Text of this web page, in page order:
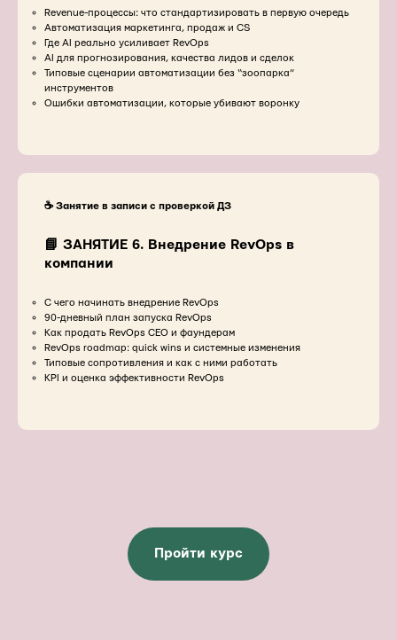
Revenue-процессы: что стандартизировать в первую очередь
Автоматизация маркетинга, продаж и CS
Где AI реально усиливает RevOps
AI для прогнозирования, качества лидов и сделок
Типовые сценарии автоматизации без “зоопарка”
инструментов
Ошибки автоматизации, которые убивают воронку
☕️ Занятие в записи с проверкой ДЗ
📘 ЗАНЯТИЕ 6. Внедрение RevOps в
компании
С чего начинать внедрение RevOps
90-дневный план запуска RevOps
Как продать RevOps CEO и фаундерам
RevOps roadmap: quick wins и системные изменения
Типовые сопротивления и как с ними работать
KPI и оценка эффективности RevOps
Пройти курс